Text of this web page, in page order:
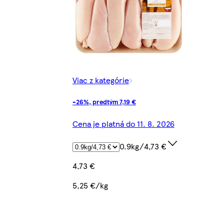
Viac z kategórie
-26%, predtým 7,19 €
Cena je platná do 11. 8. 2026
0.9kg/4,73 €
4,73 €
5,25 €/kg